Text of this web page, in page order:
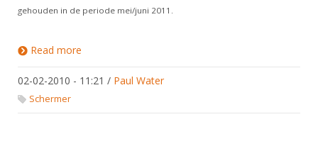
gehouden in de periode mei/juni 2011.
Read more
02-02-2010 - 11:21 / Paul Water
Schermer